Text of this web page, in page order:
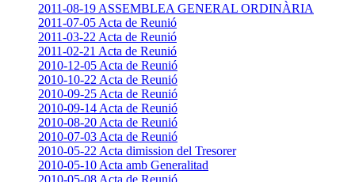
2011-08-19 ASSEMBLEA GENERAL ORDINÀRIA
2011-07-05 Acta de Reunió
2011-03-22 Acta de Reunió
2011-02-21 Acta de Reunió
2010-12-05 Acta de Reunió
2010-10-22 Acta de Reunió
2010-09-25 Acta de Reunió
2010-09-14 Acta de Reunió
2010-08-20 Acta de Reunió
2010-07-03 Acta de Reunió
2010-05-22 Acta dimission del Tresorer
2010-05-10 Acta amb Generalitad
2010-05-08 Acta de Reunió